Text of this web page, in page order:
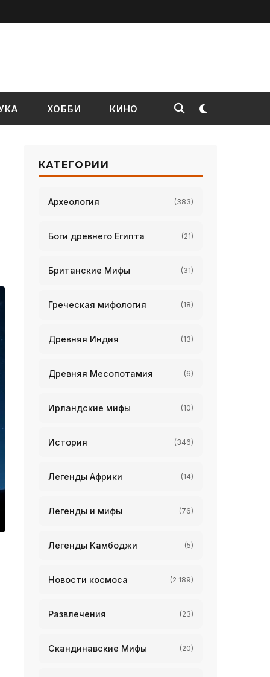
ХОББИ КИНО
КАТЕГОРИИ
Археология (383)
Боги древнего Египта (21)
Британские Мифы (31)
Греческая мифология (18)
Древняя Индия (13)
Древняя Месопотамия (6)
Ирландские мифы (10)
История (346)
Легенды Африки (14)
Легенды и мифы (76)
Легенды Камбоджи (5)
Новости космоса (2 189)
Развлечения (23)
Скандинавские Мифы (20)